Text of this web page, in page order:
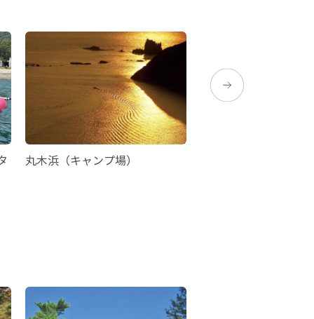
丸木浜（キャンプ場）